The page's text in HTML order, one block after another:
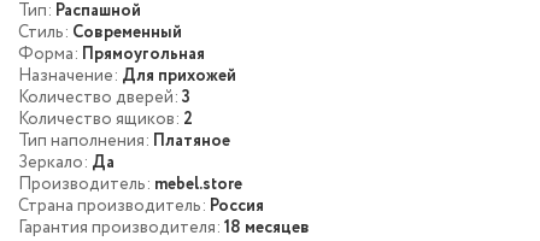
Тип: Распашной
Стиль: Современный
Форма: Прямоугольная
Назначение: Для прихожей
Количество дверей: 3
Количество ящиков: 2
Тип наполнения: Платяное
Зеркало: Да
Производитель: mebel.store
Страна производитель: Россия
Гарантия производителя: 18 месяцев